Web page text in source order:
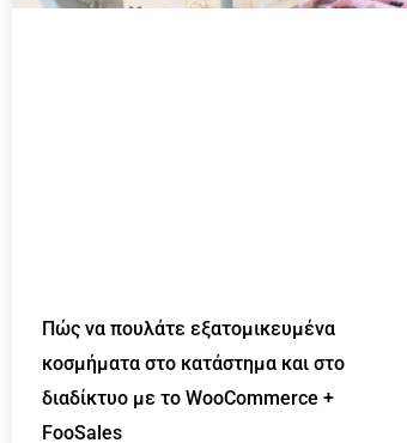
Πώς να πουλάτε εξατομικευμένα
κοσμήματα στο κατάστημα και στο
διαδίκτυο με το WooCommerce +
FooSales